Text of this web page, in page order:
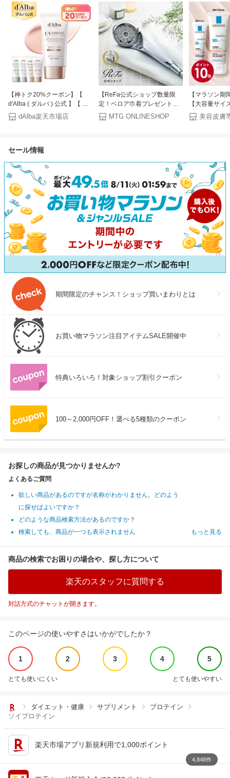
【神トク20%クーポン】【
d'Alba ( ダルバ ) 公式 】【 選
べる トーンアップUV下地
SPF50+ PA++++ 50ml 】 日焼
激 美容
dAlba楽天市場店
【ReFa公式ショップ数量限
定！ベロア巾着プレゼント】
＼国内マーケットシェアNo.1
／公式 リファ シャワーヘッド
ー ペット 愛犬 節水 結婚 国内
MTG ONLINESHOP
【マラソン期
【大容量サイ
ポゼ UVイデ
ョントーンア
ラス 正規代理
セール情報
期間限定のチャンス！ショップ買いまわりとは
お買い物マラソン注目アイテムSALE開催中
特典いろいろ！対象ショップ割引クーポン
100～2,000円OFF！選べる5種類のクーポン
お探しの商品が見つかりませんか?
よくあるご質問
欲しい商品があるのですが名称がわかりません。どのよう
に探せばよいですか？
どのような商品検索方法があるのですか？
検索しても、商品が一つも表示されません
もっと見る
商品の検索でお困りの場合や、探し方について
楽天のスタッフに質問する
対話方式のチャットが開きます。
このページの使いやすさはいかがでしたか？
1 2 3 4 5
とても使いにくい とても使いやすい
ダイエット・健康 サプリメント
プロテイン
ソイプロテイン
楽天市場アプリ新規利用で1,000ポイント
4,848件